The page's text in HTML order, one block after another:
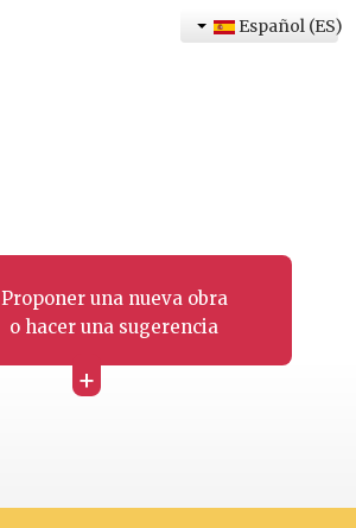
Proponer una nueva obra
o hacer una sugerencia
+
Español (ES)